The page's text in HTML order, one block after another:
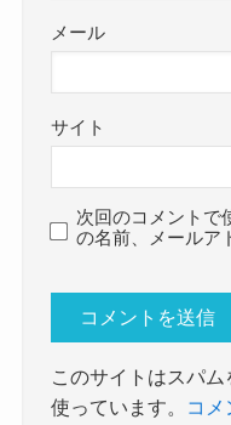
メール
サイト
次回のコメントで
の名前、メールア
このサイトはスパ
使っています。
コメ